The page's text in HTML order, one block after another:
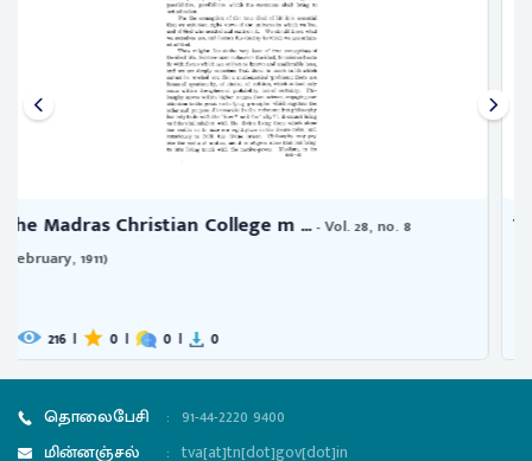
The Madras agricultural journa ...- Vol. 31, no. 9
(September, 1943)
182 | 0 | 0 |
தொலைபேசி : 91-44-2220 9400
மின்னஞ்சல்
: tva[at]tn[dot]gov[dot]in